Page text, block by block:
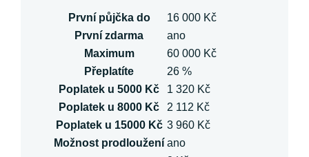
První půjčka do
16 000 Kč
První zdarma
ano
Maximum
60 000 Kč
Přeplatíte
26 %
Poplatek u 5000 Kč
1 320 Kč
Poplatek u 8000 Kč
2 112 Kč
Poplatek u 15000 Kč 3 960 Kč
Možnost prodloužení ano